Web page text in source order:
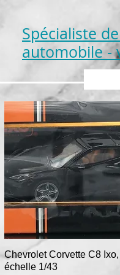
​Spécialiste
automobile -
Aperçu rapide
Chevrolet Corvette C8 Ixo,
échelle 1/43